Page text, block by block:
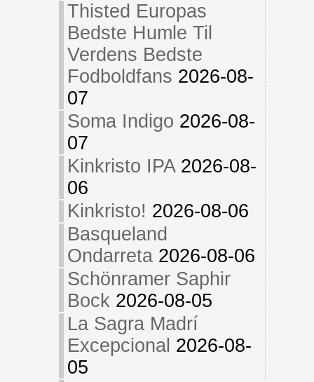
Thisted Europas
Bedste Humle Til
Verdens Bedste
Fodboldfans 2026-08-
07
Soma Indigo 2026-08-
07
Kinkristo IPA 2026-08-
06
Kinkristo! 2026-08-06
Basqueland
Ondarreta 2026-08-06
Schönramer Saphir
Bock 2026-08-05
La Sagra Madrí
Excepcional 2026-08-
05